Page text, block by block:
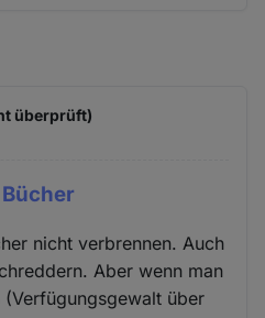
überprüft)
nicht verbrennen. Auch
Aber wenn man
über